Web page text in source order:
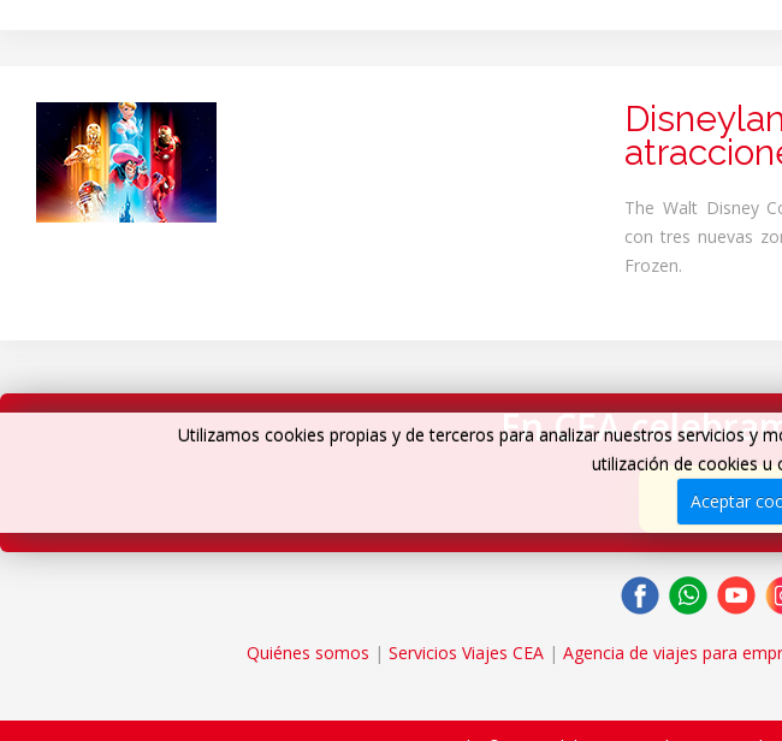
The Walt Disney
con tres nuevas
Frozen.
En CEA
Quiénes somos | Servicios Viajes CEA| Agencia de viajes para
Utilizamos cookies propias y de terceros para analizar nuestros servicios y
utilización de cookies
Aceptar